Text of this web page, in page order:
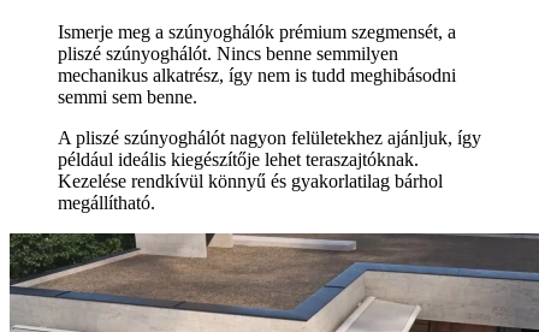
Ismerje meg a szúnyoghálók prémium szegmensét, a
pliszé szúnyoghálót. Nincs benne semmilyen
mechanikus alkatrész, így nem is tudd meghibásodni
semmi sem benne.
A pliszé szúnyoghálót nagyon felületekhez ajánljuk, így
például ideális kiegészítője lehet teraszajtóknak.
Kezelése rendkívül könnyű és gyakorlatilag bárhol
megállítható.